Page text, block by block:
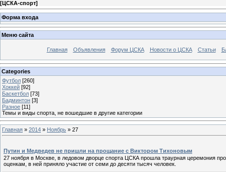
[ЦСКА-спорт]
Форма входа
Меню сайта
Главная Объявления Форум ЦСКА Новости о ЦСКА Статьи
Categories
Футбол [260]
Хоккей [92]
Баскетбол [73]
Бадминтон [3]
Разное [11]
Темы и виды спорта, не вошедшие в другие категории
Главная » 2014 » Ноябрь » 27
Путин и Медведев не пришли на прощание с Виктором Тихоновым
27 ноября в Москве, в ледовом дворце спорта ЦСКА прошла траурная церемония
оценкам, в ней приняло участие от семи до десяти тысяч человек.